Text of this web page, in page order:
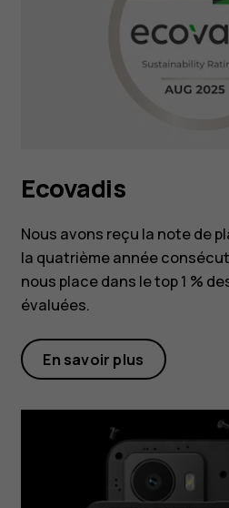
Ecovadis
Nous avons reçu la note de
la quatrième année
nous place dans le top 1 %
évaluées.
En savoir plus